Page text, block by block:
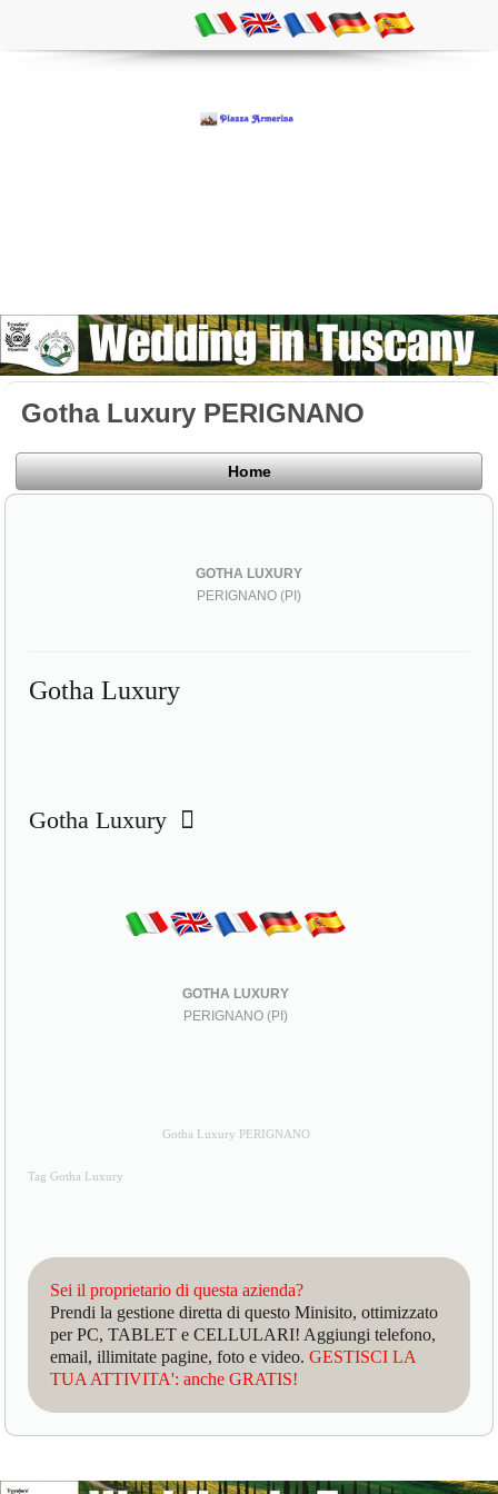
Gotha Luxury PERIGNANO
Home
GOTHA LUXURY
PERIGNANO (PI)
Gotha Luxury
Gotha Luxury
GOTHA LUXURY
PERIGNANO (PI)
Gotha Luxury PERIGNANO
Tag Gotha Luxury
Sei il proprietario di questa azienda?
Prendi la gestione diretta di questo Minisito, ottimizzato
per PC, TABLET e CELLULARI! Aggiungi telefono,
email, illimitate pagine, foto e video.GESTISCI LA
TUA ATTIVITA': anche GRATIS!